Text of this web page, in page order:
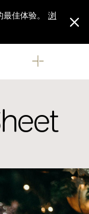
浏
佳体验。
浏